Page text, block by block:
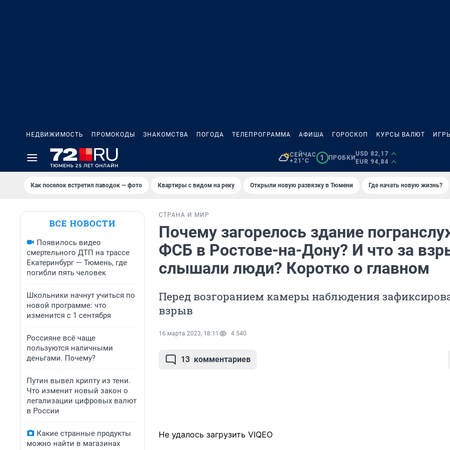
НЕДВИЖИМОСТЬ ПРОМОКОДЫ ЗНАКОМСТВА ПОГОДА ТЕЛЕПРОГРАММА АФИША ГОРОСКОП КУРСЫ ВАЛЮТ ИГРЫ
СЕЙЧАС
+21°C
1 ПРОБКИ
USD 82,17
EUR 94,84
Как поселок встретил паводок — фото Квартиры с видом на реку Открыли новую развязку в Тюмени Где начать новую жизнь?
ВСЕ НОВОСТИ
Появилось видео
смертельного ДТП на трассе
Екатеринбург — Тюмень, где
погибли пять человек
Школьники начнут учиться по
новой программе: что
изменится с 1 сентября
Россияне всё чаще
пользуются наличными
деньгами. Почему?
Путин вывел крипту из тени.
Что изменит новый закон о
легализации цифровых валют
в России
Какие странные продукты
можно найти в магазинах
СТРАНА И МИР
Почему загорелось здание
ФСБ в Ростове-на-Дону? И что за
слышали люди? Коротко о главном
Перед возгоранием камеры наблюдения
взрыв
16 марта 2023, 18:11 4 540
13 комментариев
Не удалось загрузить VIQEO